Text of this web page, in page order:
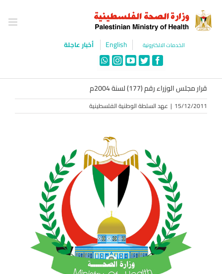
content
الخدمات الالكترونية English أخبار عاجلة
Facebook
Twitter
YouTube
Instagram
WhatsApp
قرار مجلس الوزراء رقم (177) لسنة 2004م
15/12/2011
| عهد السلطة الوطنية الفلسطينية